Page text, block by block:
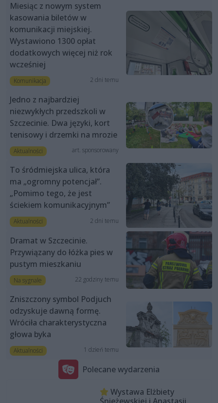
Miesiąc z nowym system
kasowania biletów w
komunikacji miejskiej.
Wystawiono 1300 opłat
dodatkowych więcej niż rok
wcześniej
Komunikacja 2 dni temu
Jedno z najbardziej
niezwykłych przedszkoli w
Szczecinie. Dwa języki, kort
tenisowy i drzemki na mrozie
Aktualności art. sponsorowany
To śródmiejska ulica, która
ma „ogromny potencjał”.
„Pomimo tego, że jest
ściekiem komunikacyjnym”
Aktualności 2 dni temu
Dramat w Szczecinie.
Przywiązany do łóżka pies w
pustym mieszkaniu
Na sygnale 22 godziny temu
Zniszczony symbol Podjuch
odzyskuje dawną formę.
Wróciła charakterystyczna
głowa byka
Aktualności 1 dzień temu
Polecane wydarzenia
Wystawa Elżbiety